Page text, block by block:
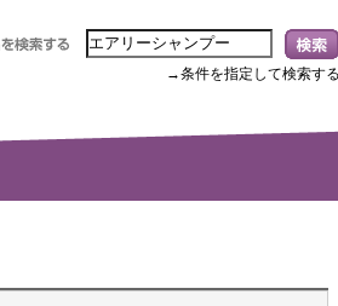
→条件を指定して検索する